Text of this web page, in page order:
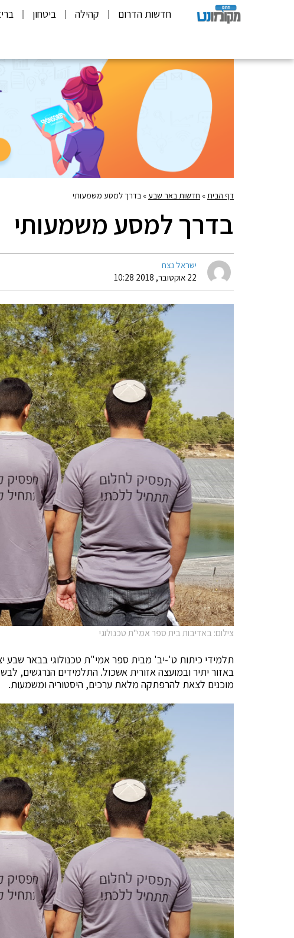
חדשות הדרום קהילה ביטחון
דף הבית » חדשות באר שבע » בדרך למסע משמעותי
בדרך למסע משמעותי
ישראל נצח
22 אוקטובר, 2018 10:28
צילום: באדיבות בית ספר אמי"ת טכנולוגי
באזור יתיר ובמועצה אזורית אשכול. התלמידים הנרגשים,
מוכנים לצאת להרפתקה מלאת ערכים, היסטוריה ומשמעות.